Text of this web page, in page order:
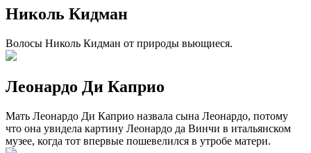
Николь Кидман
Волосы Николь Кидман от природы вьющиеся.
Леонардо Ди Каприо
Мать Леонардо Ди Каприо назвала сына Леонардо, потому
что она увидела картину Леонардо да Винчи в итальянском
музее, когда тот впервые пошевелился в утробе матери.